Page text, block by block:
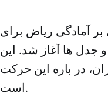
آمادگی ریاض برای
جدل ها آغاز شد. این
در باره این حرکت
است.